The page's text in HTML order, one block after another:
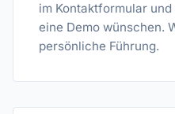
im Kontaktformular
eine Demo wünschen.
persönliche Führung.